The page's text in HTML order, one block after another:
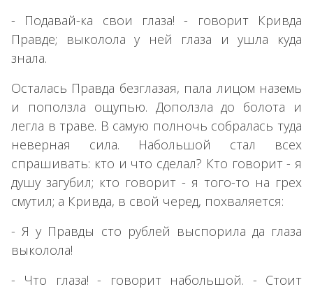
- Подавай-ка свои глаза! - говорит Кривда
Правде; выколола у ней глаза и ушла куда
знала.
Осталась Правда безглазая, пала лицом наземь
и поползла ощупью. Доползла до болота и
легла в траве. В самую полночь собралась туда
неверная сила. Набольшой стал всех
спрашивать: кто и что сделал? Кто говорит - я
душу загубил; кто говорит - я того-то на грех
смутил; а Кривда, в свой черед, похваляется:
- Я у Правды сто рублей выспорила да глаза
выколола!
- Что глаза! - говорит набольшой. - Стоит